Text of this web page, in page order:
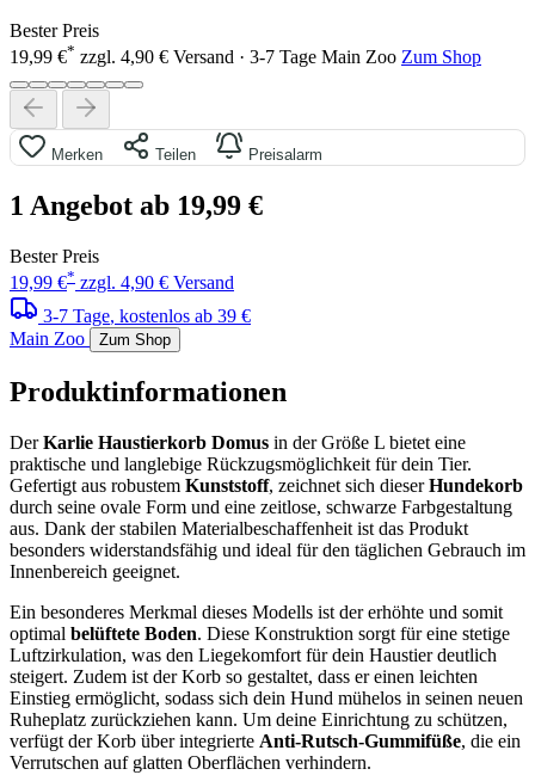
Bester Preis
19,99 €* zzgl. 4,90 € Versand · 3-7 Tage Main Zoo Zum Shop
Merken Teilen Preisalarm
1 Angebot ab 19,99 €
Bester Preis
19,99 €* zzgl. 4,90 € Versand
3-7 Tage, kostenlos ab 39 €
Main Zoo
Zum Shop
Produktinformationen
DerKarlie Haustierkorb Domus in der Größe L bietet eine
praktische und langlebige Rückzugsmöglichkeit für dein Tier.
Gefertigt aus robustem Kunststoff, zeichnet sich dieserHundekorb
durch seine ovale Form und eine zeitlose, schwarze Farbgestaltung
aus. Dank der stabilen Materialbeschaffenheit ist das Produkt
besonders widerstandsfähig und ideal für den täglichen Gebrauch im
Innenbereich geeignet.
Ein besonderes Merkmal dieses Modells ist der erhöhte und somit
optimal belüftete Boden. Diese Konstruktion sorgt für eine stetige
Luftzirkulation, was den Liegekomfort für dein Haustier deutlich
steigert. Zudem ist der Korb so gestaltet, dass er einen leichten
Einstieg ermöglicht, sodass sich dein Hund mühelos in seinen neuen
Ruheplatz zurückziehen kann. Um deine Einrichtung zu schützen,
verfügt der Korb über integrierte Anti-Rutsch-Gummifüße, die ein
Verrutschen auf glatten Oberflächen verhindern.